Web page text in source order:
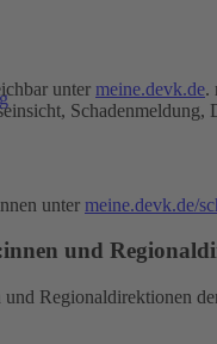
unter meine.devk.de.
unter meine.devk.de/
und
und Regionaldirektionen